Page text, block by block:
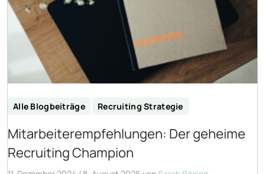
Alle Blogbeiträge Recruiting Strategie
Mitarbeiterempfehlungen: Der geheime
Recruiting Champion